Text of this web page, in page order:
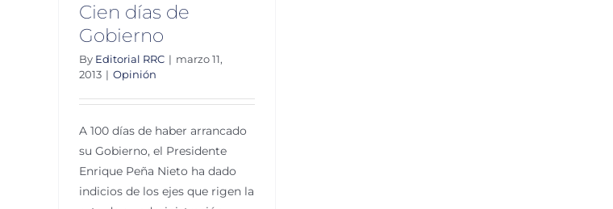
Cien días de
Gobierno
By Editorial RRC | marzo 11,
2013 | Opinión
A 100 días de haber arrancado
su Gobierno, el Presidente
Enrique Peña Nieto ha dado
indicios de los ejes que rigen la